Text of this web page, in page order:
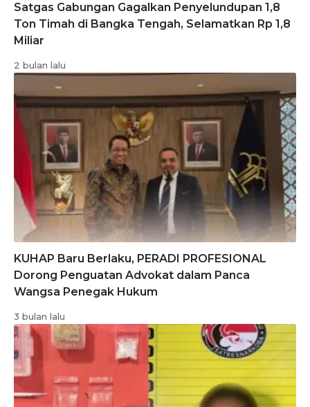
Satgas Gabungan Gagalkan Penyelundupan 1,8
Ton Timah di Bangka Tengah, Selamatkan Rp 1,8
Miliar
2 bulan lalu
KUHAP Baru Berlaku, PERADI PROFESIONAL
Dorong Penguatan Advokat dalam Panca
Wangsa Penegak Hukum
3 bulan lalu